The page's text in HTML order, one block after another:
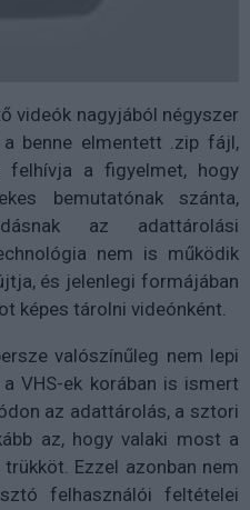
videók nagyjából négyszer
benne elmentett .zip fájl,
felhívja a figyelmet, hogy
bemutatónak szánta,
az adattárolási
nem is működik
és jelenlegi formájában
képes tárolni videónként.
valószínűleg nem lepi
VHS-ek korában is ismert
az adattárolás, a sztori
az, hogy valaki most a
Ezzel azonban nem
felhasználói feltételei